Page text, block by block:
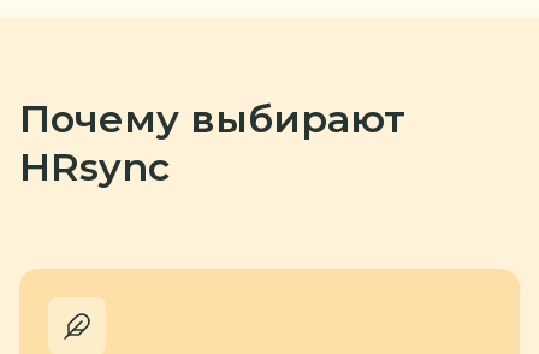
Почему выбирают
HRsync